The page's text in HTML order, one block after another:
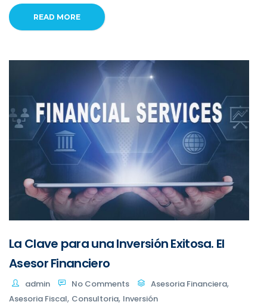
READ MORE
La Clave para una Inversión Exitosa. El
Asesor Financiero
admin No Comments Asesoria Financiera,
Asesoria Fiscal, Consultoria, Inversión